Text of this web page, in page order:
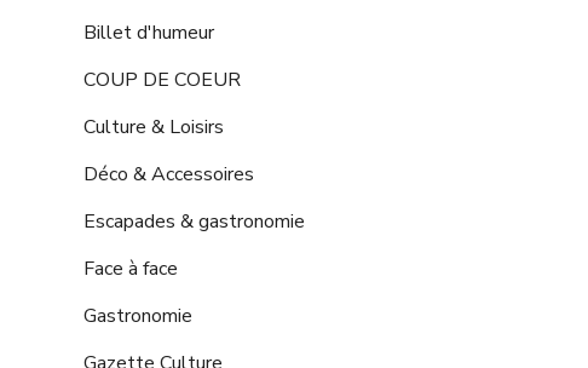
Billet d'humeur
COUP DE COEUR
Culture & Loisirs
Déco & Accessoires
Escapades & gastronomie
Face à face
Gastronomie